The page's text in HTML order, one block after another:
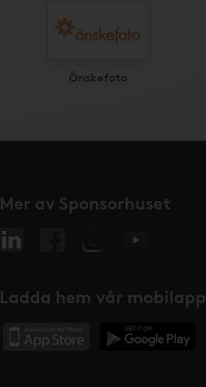
Önskefoto
Mer av Sponsorhuset
Ladda hem vår mobilapp